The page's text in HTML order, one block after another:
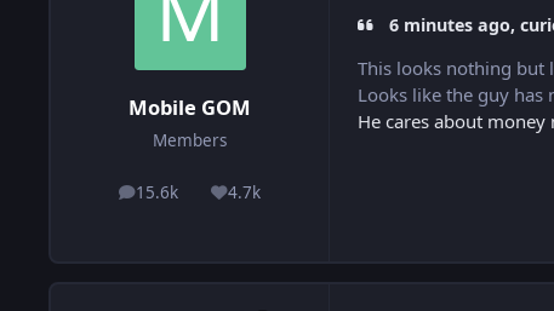
Mobile GOM
Members
15.6k
posts 4.7k
Reputation
6 minutes ago,
This looks nothing but
Looks like the guy
He cares about money